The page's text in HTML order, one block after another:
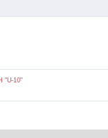
"U-10"